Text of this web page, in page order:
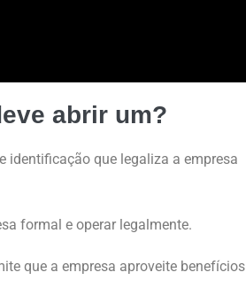
abrir um?
identificação que legaliza a empresa
formal e operar legalmente.
que a empresa aproveite benefícios